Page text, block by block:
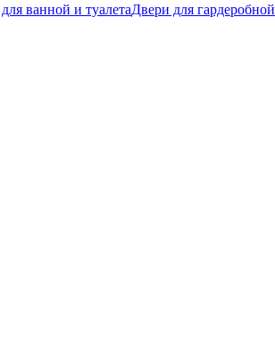
ванной и туалетаДвери для гардеробной